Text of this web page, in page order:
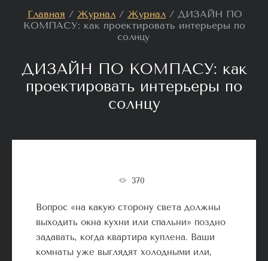
Главная / Журнал / Журнал / ДИЗАЙН ПО
КОМПАСУ: как проектировать интерьеры по
солнцу
ДИЗАЙН ПО КОМПАСУ: как
проектировать интерьеры по
солнцу
370
Вопрос «на какую сторону света должны
выходить окна кухни или спальни» поздно
задавать, когда квартира куплена. Ваши
комнаты уже выглядят холодными или,